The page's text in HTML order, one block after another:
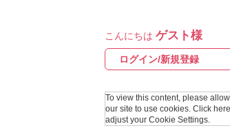
プロジェクトアイマス ヴイアライヴ
テイルズ オブ シリーズ
こんにちは ゲスト様
ログイン/新規登録
To view this content, please allow
our site to use cookies. Click
adjust your Cookie Settings.